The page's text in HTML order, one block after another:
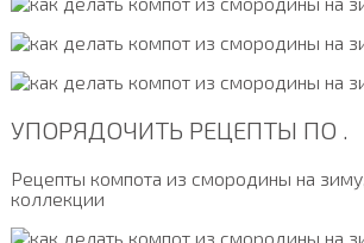
УПОРЯДОЧИТЬ РЕЦЕПТЫ ПО .
Рецепты компота из смородины на зиму,
коллекции